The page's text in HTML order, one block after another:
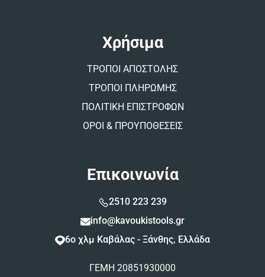
Χρήσιμα
ΤΡΟΠΟΙ ΑΠΟΣΤΟΛΗΣ
ΤΡΟΠΟΙ ΠΛΗΡΩΜΗΣ
ΠΟΛΙΤΙΚΗ ΕΠΙΣΤΡΟΦΩΝ
ΟΡΟΙ & ΠΡΟΥΠΟΘΕΣΕΙΣ
Επικοινωνία
2510 223 239
info@kavoukistools.gr
6ο χλμ Καβάλας - Ξάνθης, Ελλάδα
ΓΕΜΗ 20851930000